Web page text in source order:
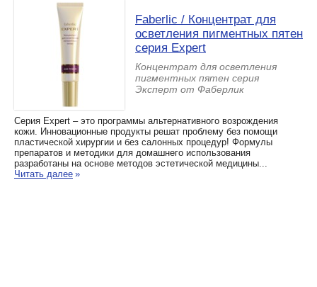
Faberlic / Концентрат для
осветления пигментных пятен
серия Expert
Концентрат для осветления
пигментных пятен серия
Эксперт от Фаберлик
Серия Expert – это программы альтернативного возрождения
кожи. Инновационные продукты решат проблему без помощи
пластической хирургии и без салонных процедур! Формулы
препаратов и методики для домашнего использования
разработаны на основе методов эстетической медицины...
Читать далее »